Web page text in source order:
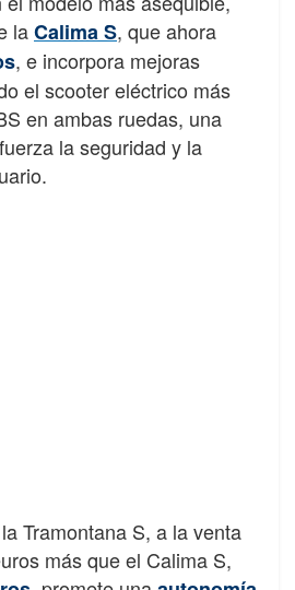
laCalima S, que ahora
, e incorpora mejoras
el scooter eléctrico más
en ambas ruedas, una
la seguridad y la
Tramontana S, a la venta
más que el Calima S,